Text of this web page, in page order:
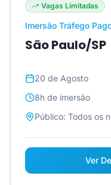
Vagas Limitadas
Imersão Tráfego
São Paulo/SP
20 de Agosto
8h de imersão
Público: Todos os
Ver